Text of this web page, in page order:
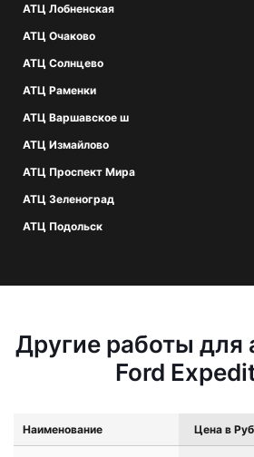
АТЦ Лобненская
АТЦ Очаково
АТЦ Солнцево
АТЦ Раменки
АТЦ Варшавское ш
АТЦ Измайлово
АТЦ Проспект Мира
АТЦ Зеленоград
АТЦ Подольск
Другие работы для
Ford
Наименование Цена в